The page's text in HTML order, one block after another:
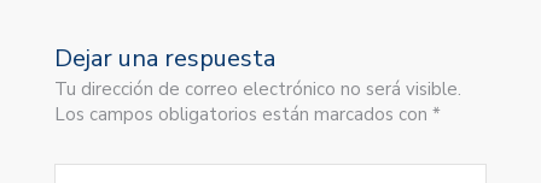
Dejar una respuesta
Tu dirección de correo electrónico no será visible.
Los campos obligatorios están marcados con *